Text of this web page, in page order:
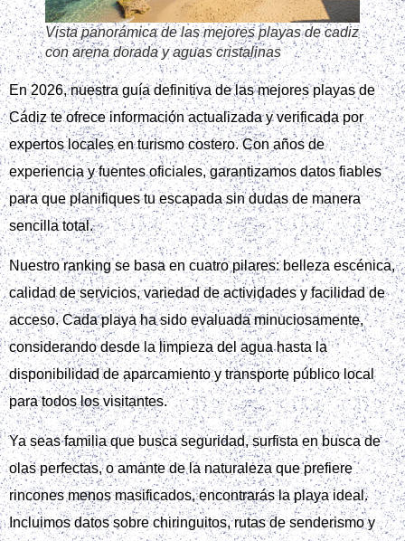
Vista panorámica de las mejores playas de cadiz
con arena dorada y aguas cristalinas
En 2026, nuestra guía definitiva de las mejores playas de
Cádiz te ofrece información actualizada y verificada por
expertos locales en turismo costero. Con años de
experiencia y fuentes oficiales, garantizamos datos fiables
para que planifiques tu escapada sin dudas de manera
sencilla total.
Nuestro ranking se basa en cuatro pilares: belleza escénica,
calidad de servicios, variedad de actividades y facilidad de
acceso. Cada playa ha sido evaluada minuciosamente,
considerando desde la limpieza del agua hasta la
disponibilidad de aparcamiento y transporte público local
para todos los visitantes.
Ya seas familia que busca seguridad, surfista en busca de
olas perfectas, o amante de la naturaleza que prefiere
rincones menos masificados, encontrarás la playa ideal.
Incluimos datos sobre chiringuitos, rutas de senderismo y